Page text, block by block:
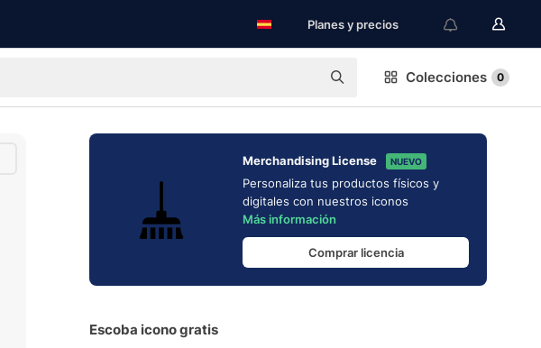
Planes y precios
Colecciones 0
Merchandising License NUEVO
Personaliza tus productos físicos y
digitales con nuestros iconos
Más información
Comprar licencia
Escoba icono gratis